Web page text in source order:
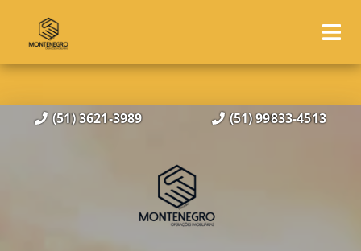
(51) 3621-3989 (51) 99833-4513